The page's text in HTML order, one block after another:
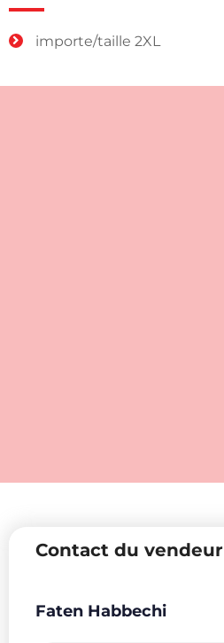
importe/taille 2XL
Contact du vendeur
Faten Habbechi